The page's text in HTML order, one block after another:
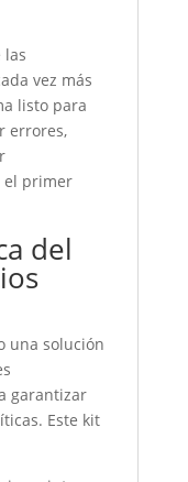
las
vez más
listo para
errores,
el primer
del
una solución
garantizar
Este kit